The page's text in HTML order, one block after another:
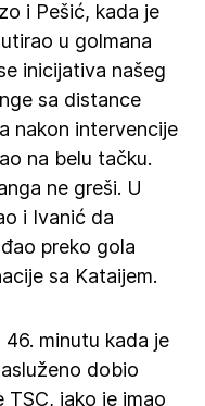
i Pešić, kada je
u golmana
inicijativa našeg
sa distance
nakon intervencije
na belu tačku.
ne greši. U
i Ivanić da
preko gola
sa Kataijem.
minutu kada je
dobio
iako je imao